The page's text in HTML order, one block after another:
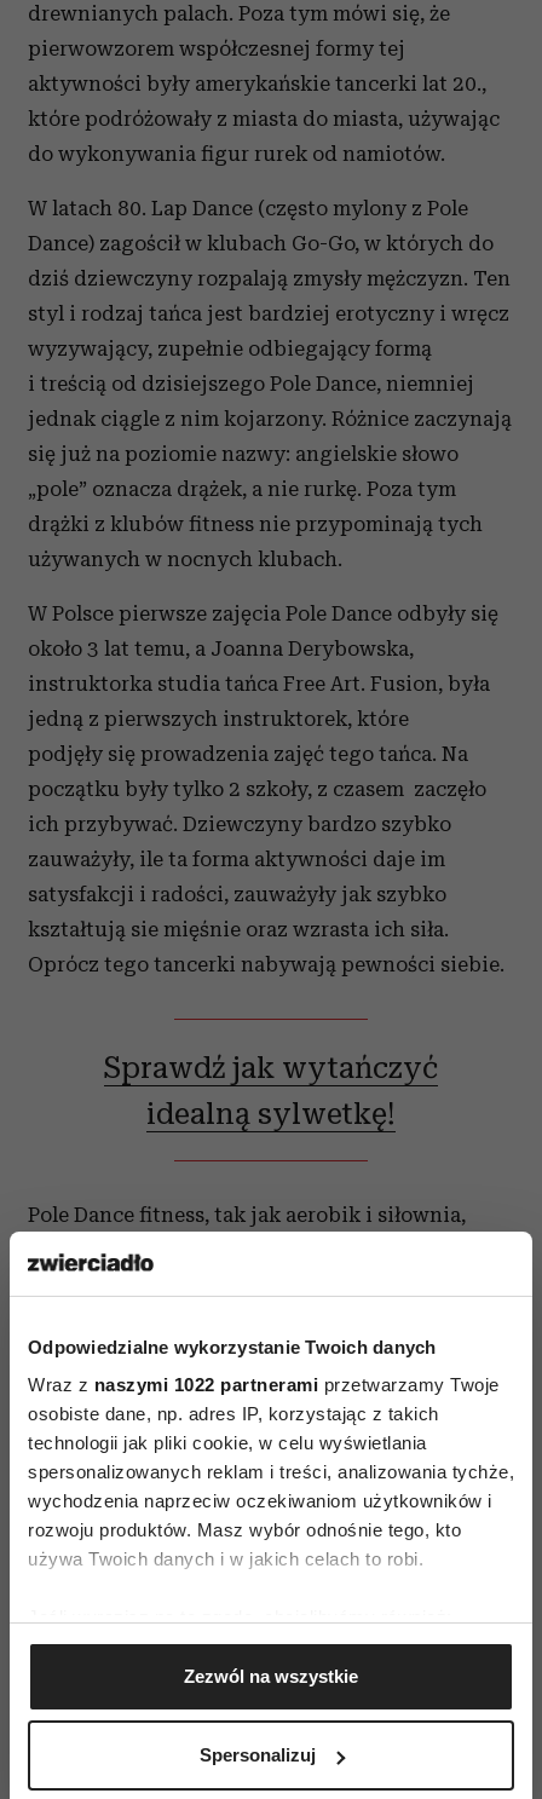
Odpowiedzialne wykorzystanie Twoich danych
Wraz z naszymi 1022 partnerami przetwarzamy Twoje
osobiste dane, np. adres IP, korzystając z takich
technologii jak pliki cookie, w celu wyświetlania
spersonalizowanych reklam i treści, analizowania tychże,
wychodzenia naprzeciw oczekiwaniom użytkowników i
rozwoju produktów. Masz wybór odnośnie tego, kto
używa Twoich danych i w jakich celach to robi.
Gromadzić dane dotyczące Twojej lokalizacji
geograficznej z dokładnością nawet do kilku metrów
Identyfikować Twoje urządzenie, aktywnie
(fingerprinting, czyli wirtualny odcisk palca)
Zezwól na wszystkie
Spersonalizuj
drewnianych palach. Poza tym mówi się, że
pierwowzorem współczesnej formy tej
aktywności były amerykańskie tancerki lat 20.,
które podróżowały z miasta do miasta, używając
do wykonywania figur rurek od namiotów.
W latach 80. Lap Dance (często mylony z Pole
Dance) zagościł w klubach Go-Go, w których do
dziś dziewczyny rozpalają zmysły mężczyzn. Ten
styl i rodzaj tańca jest bardziej erotyczny i wręcz
wyzywający, zupełnie odbiegający formą
i treścią od dzisiejszego Pole Dance, niemniej
jednak ciągle z nim kojarzony. Różnice zaczynają
się już na poziomie nazwy: angielskie słowo
„pole” oznacza drążek, a nie rurkę. Poza tym
drążki z klubów fitness nie przypominają tych
używanych w nocnych klubach.
W Polsce pierwsze zajęcia Pole Dance odbyły się
około 3 lat temu, a Joanna Derybowska,
instruktorka studia tańca Free Art. Fusion, była
jedną z pierwszych instruktorek, które
podjęły się prowadzenia zajęć tego tańca. Na
początku były tylko 2 szkoły, z czasem zaczęło
ich przybywać. Dziewczyny bardzo szybko
zauważyły, ile ta forma aktywności daje im
satysfakcji i radości, zauważyły jak szybko
kształtują sie mięśnie oraz wzrasta ich siła.
Oprócz tego tancerki nabywają pewności siebie.
Sprawdź jak wytańczyć
idealną sylwetkę!
Pole Dance fitness, tak jak aerobik i siłownia,
kształtuje mięśnie i sylwetkę, jednak jest o wiele
Pole Dance ciągle ewoluuje. Figury są już
skatalogowane według ich trudności i po
poznaniu i opanowaniu figur z jednego poziomu
przechodzimy dalej. Co ciekawe, jest nawet
system sędziowania zawodów Pole dance i takie
zawody się na świecie i w Polsce odbywają.
Dance już od najmłodszych lat. Oczywiście
taniec ten niesie ze sobą pewne ryzyko: można
spaść z drążka, narobić sobie siniaków i, jak
w każdym sporcie, nabawić się kontuzji.